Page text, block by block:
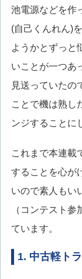
池電源などを作
(自己くんれん)
ようかとずっと
いことが一つあ
見送っていたの
ことで機は熟し
ンジすることに
これまで本連載
することを心が
いので素人もい
（コンテスト
ています。
1. 中古軽ト